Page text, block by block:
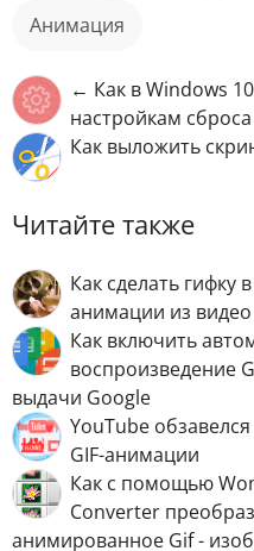
анимация
← Как в Windows
настройкам
Как выложить
Читайте также
Как сделать гифку
анимации из видео
Как включить
воспроизведение
выдачи Google
YouTube
GIF-анимации
Как с помощью
Converter
анимированное Gif -